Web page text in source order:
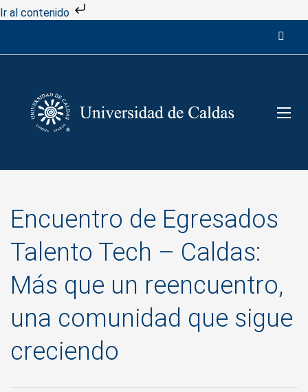
Ir al contenido
Encuentro de Egresados
Talento Tech – Caldas:
Más que un reencuentro,
una comunidad que sigue
creciendo